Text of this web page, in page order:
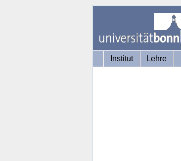
Institut Lehre